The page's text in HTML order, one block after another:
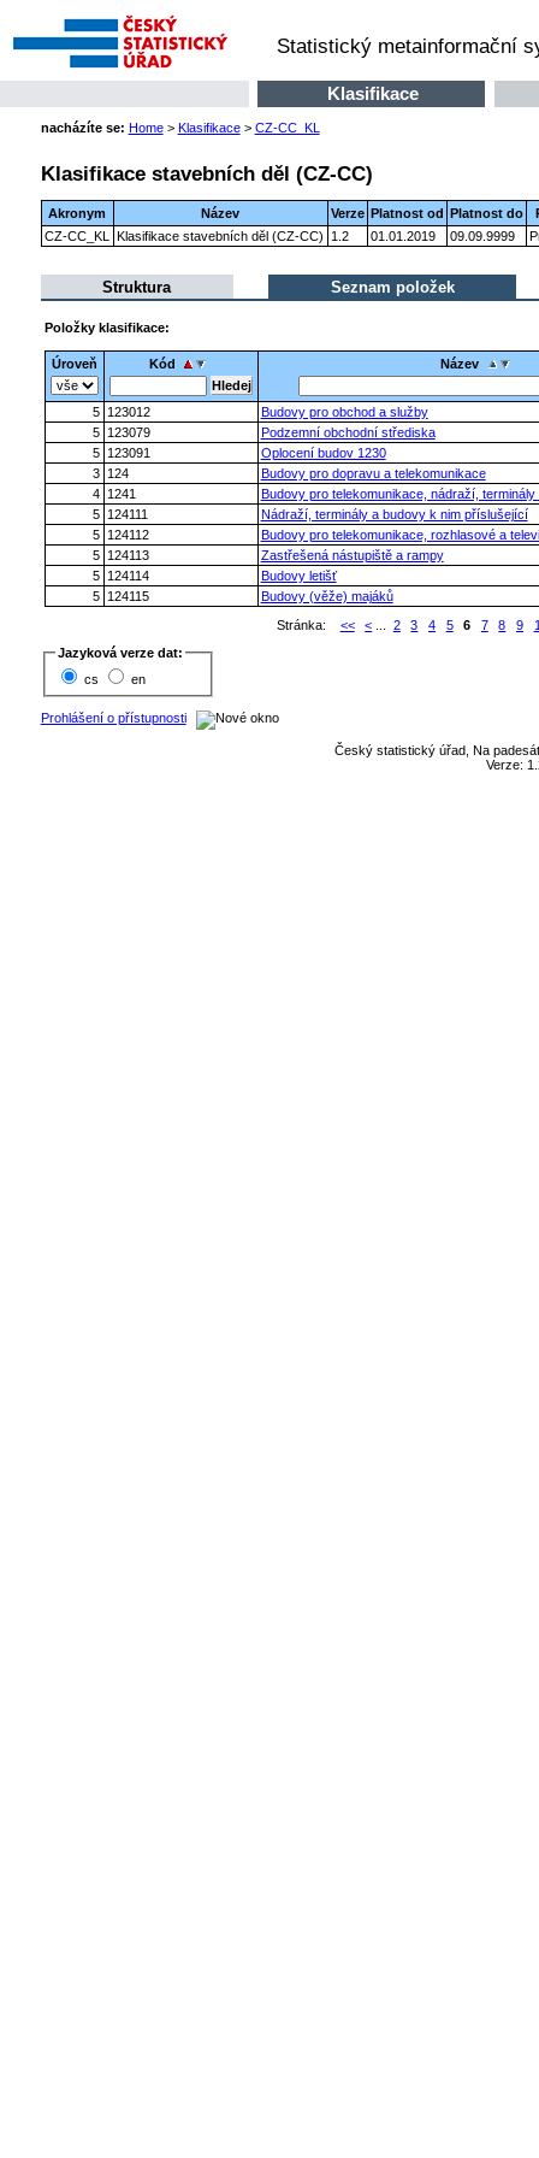
Statistický metainformační
Klasifikace
nacházíte se: Home> Klasifikace> CZ-CC_KL
Klasifikace stavebních děl (CZ-CC)
Akronym Název Verze Platnost od Platnost do
CZ-CC_KL
Klasifikace stavebních děl (CZ-CC) 1.2 01.01.2019 09.09.9999
Struktura Seznam položek
Položky klasifikace:
Úroveň Kód Název
5 123012
Budovy pro obchod a služby
5 123079
Podzemní obchodní střediska
5 123091
Oplocení budov 1230
3 124
Budovy pro dopravu a telekomunikace
4 1241
Budovy pro telekomunikace, nádraží,
5 124111
Nádraží, terminály a budovy k nim příslušející
5 124112
Budovy pro telekomunikace, rozhlasové a
5 124113
Zastřešená nástupiště a rampy
5 124114
Budovy letišť
5 124115
Budovy (věže) majáků
Stránka:
<< < 2 3 4 5 6 7 8 9
Jazyková verze dat:
cs
en
Prohlášení o přístupnosti
Český statistický úřad, Na
Verze: